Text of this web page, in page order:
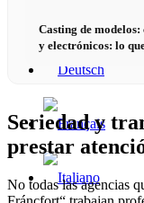
Casting de
y electrónicos: lo
Seriedad y
prestar
No todas las agencias